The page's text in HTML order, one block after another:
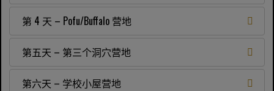
第 4 天 – Pofu/Buffalo 营地
第五天 – 第三个洞穴营地
第六天 – 学校小屋营地